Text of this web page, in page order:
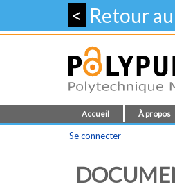
< Retour
Accueil À propos
Se connecter